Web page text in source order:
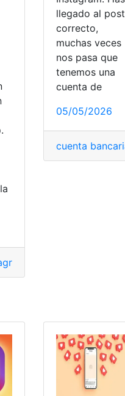
llegado al post
correcto,
muchas veces
nos pasa que
tenemos una
cuenta de
05/05/2026
cuenta bancaria